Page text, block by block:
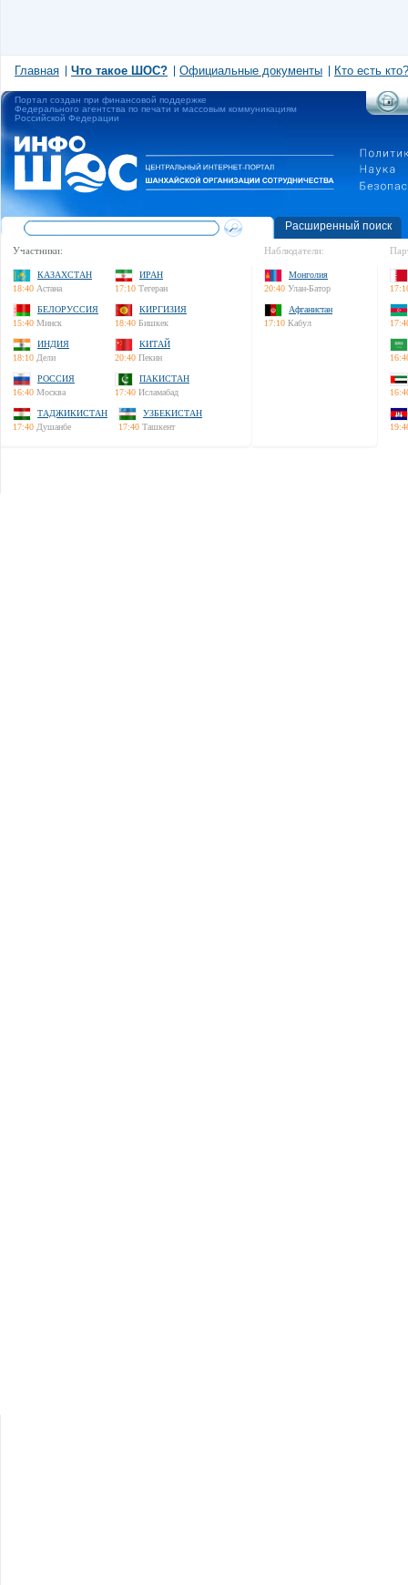
Главная Что такое ШОС? Официальные документы Кто есть кто?
Портал создан при финансовой поддержке
Федерального агентства по печати и массовым коммуникациям
Российской Федерации
Расширенный поиск
Участники:
КАЗАХСТАН
18:40 Астана
ИРАН
17:10 Тегеран
БЕЛОРУССИЯ
15:40 Минск
КИРГИЗИЯ
18:40 Бишкек
ИНДИЯ
18:10 Дели
КИТАЙ
20:40 Пекин
РОССИЯ
16:40 Москва
ПАКИСТАН
17:40 Исламабад
ТАДЖИКИСТАН
17:40 Душанбе
УЗБЕКИСТАН
17:40 Ташкент
Наблюдатели:
Монголия
20:40 Улан-Батор
Афганистан
17:10 Кабул